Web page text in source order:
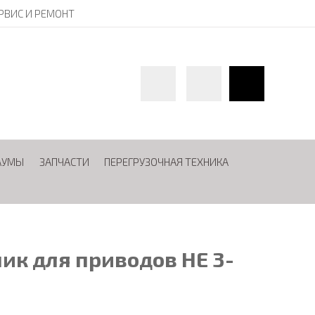
И РЕМОНТ
ЗАПЧАСТИ
ПЕРЕГРУЗОЧНАЯ ТЕХНИКА
для приводов HE 3-